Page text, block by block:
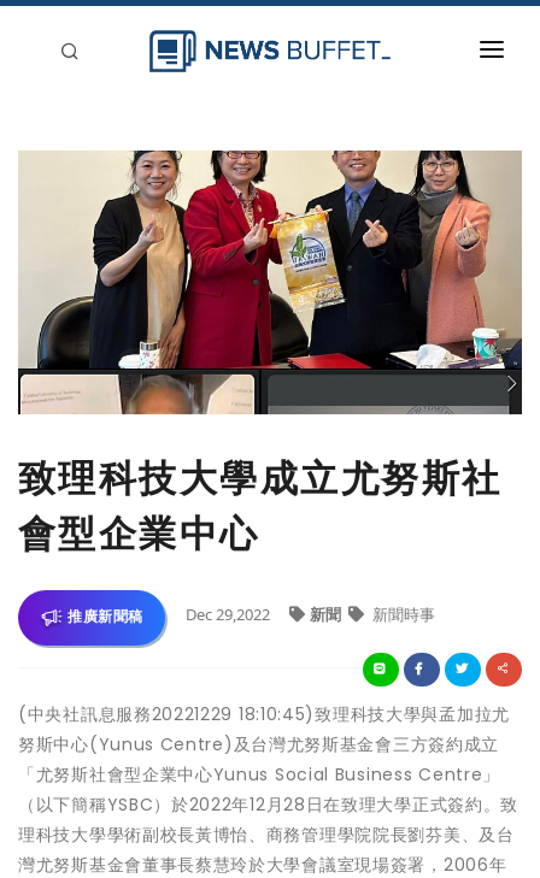
登入
刊登
致理科技大學成立尤努斯社
會型企業中心
推廣新聞稿 Dec 29,2022 新聞 新聞時事
(中央社訊息服務20221229 18:10:45)致理科技大學與孟加拉尤
努斯中心(Yunus Centre)及台灣尤努斯基金會三方簽約成立
「尤努斯社會型企業中心Yunus Social Business Centre」
（以下簡稱YSBC）於2022年12月28日在致理大學正式簽約。致
理科技大學學術副校長黃博怡、商務管理學院院長劉芬美、及台
灣尤努斯基金會董事長蔡慧玲於大學會議室現場簽署，2006年